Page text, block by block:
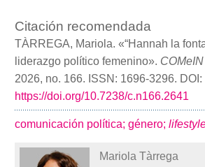
Citación recomendada
TÀRREGA, Mariola. «“Hannah la
liderazgo político femenino». COMeIN
2026, no. 166. ISSN: 1696-3296. DOI:
https://doi.org/10.7238/c.n166.2641
comunicación política; género;
Mariola Tàrrega